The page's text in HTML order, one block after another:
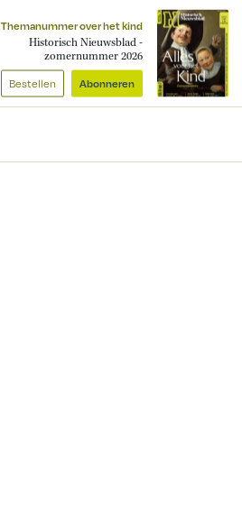
Themanummer over het kind
Historisch Nieuwsblad -
zomernummer 2026
Bestellen Abonneren